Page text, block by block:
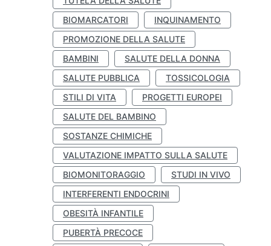
BIOMARCATORI
INQUINAMENTO
PROMOZIONE DELLA SALUTE
BAMBINI
SALUTE DELLA DONNA
SALUTE PUBBLICA
TOSSICOLOGIA
STILI DI VITA
PROGETTI EUROPEI
SALUTE DEL BAMBINO
SOSTANZE CHIMICHE
VALUTAZIONE IMPATTO SULLA SALUTE
BIOMONITORAGGIO
STUDI IN VIVO
INTERFERENTI ENDOCRINI
OBESITÀ INFANTILE
PUBERTÀ PRECOCE